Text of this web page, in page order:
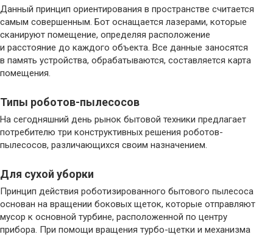
Данный принцип ориентирования в пространстве считается
самым совершенным. Бот оснащается лазерами, которые
сканируют помещение, определяя расположение
и расстояние до каждого объекта. Все данные заносятся
в память устройства, обрабатываются, составляется карта
помещения.
Типы роботов-пылесосов
На сегодняшний день рынок бытовой техники предлагает
потребителю три конструктивных решения роботов-
пылесосов, различающихся своим назначением.
Для сухой уборки
Принцип действия роботизированного бытового пылесоса
основан на вращении боковых щеток, которые отправляют
мусор к основной турбине, расположенной по центру
прибора. При помощи вращения турбо-щетки и механизма